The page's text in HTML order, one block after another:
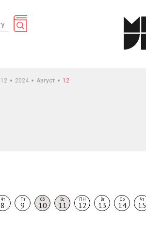
12 2024 Август 12
Чт
8
Пт
9
Сб
10
Вс
11
ПН
12
Вт
13
Ср
14
Чт
15